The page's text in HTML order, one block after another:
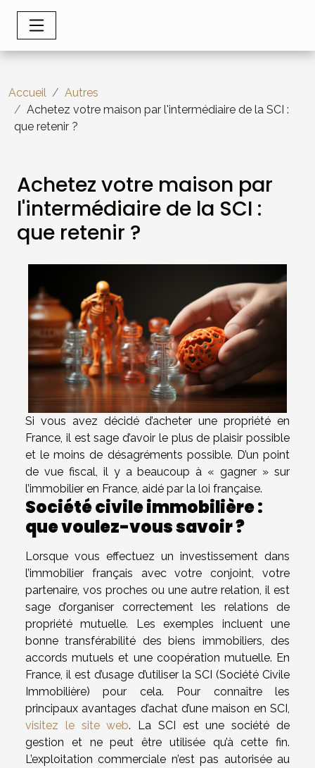
Accueil
Autres
Achetez votre maison par l'intermédiaire de la SCI :
que retenir ?
Achetez votre maison par
l'intermédiaire de la SCI :
que retenir ?
Si vous avez décidé d’acheter une propriété en
France, il est sage d’avoir le plus de plaisir possible
et le moins de désagréments possible. D’un point
de vue fiscal, il y a beaucoup à « gagner » sur
l’immobilier en France, aidé par la loi française.
Société civile immobilière :
que voulez-vous savoir ?
Lorsque vous effectuez un investissement dans
l’immobilier français avec votre conjoint, votre
partenaire, vos proches ou une autre relation, il est
sage d’organiser correctement les relations de
propriété mutuelle. Les exemples incluent une
bonne transférabilité des biens immobiliers, des
accords mutuels et une coopération mutuelle. En
France, il est d’usage d’utiliser la SCI (Société Civile
Immobilière) pour cela. Pour connaître les
principaux avantages d’achat d’une maison en SCI,
visitez le site web. La SCI est une société de
gestion et ne peut être utilisée qu’à cette fin.
L’exploitation commerciale n’est pas autorisée au